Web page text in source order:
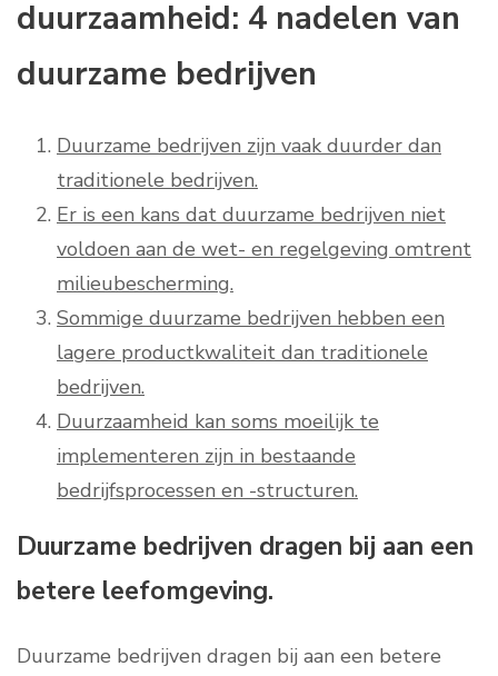
duurzaamheid: 4 nadelen van
duurzame bedrijven
Duurzame bedrijven zijn vaak duurder dan
traditionele bedrijven.
Er is een kans dat duurzame bedrijven niet
voldoen aan de wet- en regelgeving omtrent
milieubescherming.
Sommige duurzame bedrijven hebben een
lagere productkwaliteit dan traditionele
bedrijven.
Duurzaamheid kan soms moeilijk te
implementeren zijn in bestaande
bedrijfsprocessen en -structuren.
Duurzame bedrijven dragen bij aan een
betere leefomgeving.
Duurzame bedrijven dragen bij aan een betere